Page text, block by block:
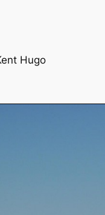
Hugo